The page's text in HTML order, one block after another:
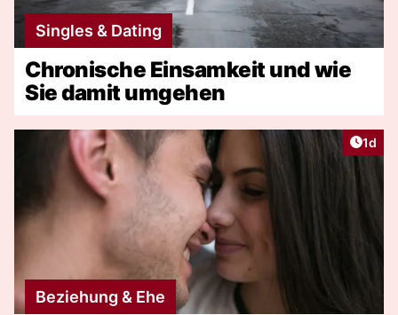
Singles & Dating
Chronische Einsamkeit und wie
Sie damit umgehen
1d
Beziehung & Ehe